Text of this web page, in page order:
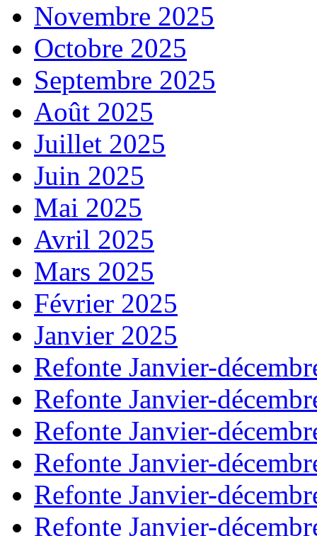
Novembre 2025
Octobre 2025
Septembre 2025
Août 2025
Juillet 2025
Juin 2025
Mai 2025
Avril 2025
Mars 2025
Février 2025
Janvier 2025
Refonte Janvier-
Refonte Janvier-
Refonte Janvier-
Refonte Janvier-
Refonte Janvier-
Refonte Janvier-